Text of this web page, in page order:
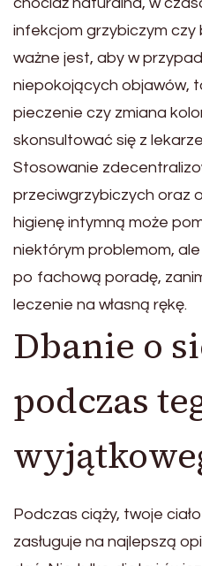
infekcjom grzybiczym
ważne jest, aby w
niepokojących objawów,
pieczenie czy zmiana
skonsultować się z
Stosowanie
przeciwgrzybiczych oraz
higienę intymną może
niektórym problemom,
po fachową poradę,
leczenie na własną rękę.
Dbanie o
podczas
Podczas ciąży, twoje
zasługuje na najlepszą